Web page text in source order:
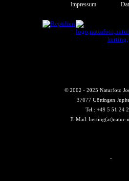
© 2002 - 2025 Naturfoto
37077 Göttingen
Tel.: +49 5 51 24
E-Mail: herting(ät)natur-
-
Impressum